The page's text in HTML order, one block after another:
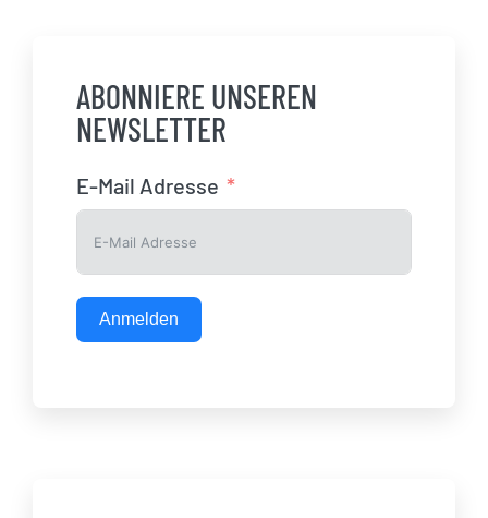
ABONNIERE UNSEREN
NEWSLETTER
E-Mail Adresse
Anmelden